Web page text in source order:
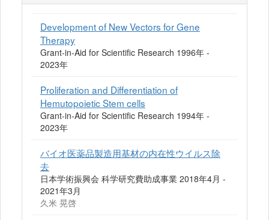
Development of New Vectors for Gene
Therapy
Grant-in-Aid for Scientific Research 1996年 -
2023年
Proliferation and Differentiation of
Hemutopoietic Stem cells
Grant-in-Aid for Scientific Research 1994年 -
2023年
バイオ医薬品製造用基材の内在性ウイルス除
去
日本学術振興会 科学研究費助成事業 2018年4月 -
2021年3月
久米 晃啓